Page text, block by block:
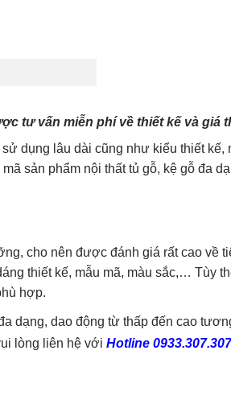
tư vấn miễn phí về thiết kế và giá
dụng lâu dài cũng như kiểu thiết kế,
sản phẩm nội thất tủ gỗ, kệ gỗ đa
cho nên được đánh giá rất cao về
thiết kế, mẫu mã, màu sắc,… Tùy
hợp.
dạng, dao động từ thấp đến cao
lòng liên hệ với Hotline 0933.307.307